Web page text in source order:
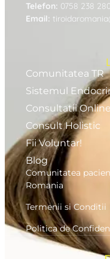
Telefon: 0758 238 280
Email:
Comunitatea TR
Sistemul
Consultatii Online
Consult Holistic
Fii Voluntar!
Blog
Comunitatea
Romania
Termenii si Conditii
Politica de